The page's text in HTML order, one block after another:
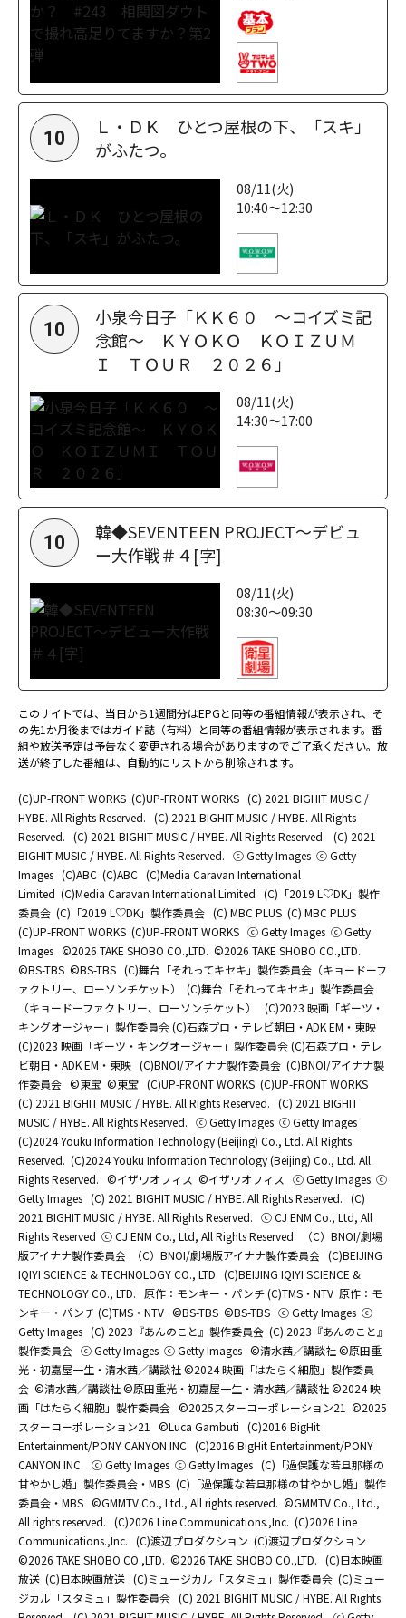
10
Ｌ・ＤＫ ひとつ屋根の下、「スキ」
がふたつ。
08/11(火)
10:40～12:30
10
小泉今日子「ＫＫ６０ ～コイズミ記
念館～ ＫＹＯＫＯ ＫＯＩＺＵＭ
Ｉ ＴＯＵＲ ２０２６」
08/11(火)
14:30～17:00
10
韓◆SEVENTEEN PROJECT～デビュ
ー大作戦＃４[字]
08/11(火)
08:30～09:30
このサイトでは、当日から1週間分はEPGと同等の番組情報が表示され、そ
の先1か月後まではガイド誌（有料）と同等の番組情報が表示されます。番
組や放送予定は予告なく変更される場合がありますのでご了承ください。放
送が終了した番組は、自動的にリストから削除されます。
(C)UP-FRONT WORKS (C)UP-FRONT WORKS (C) 2021 BIGHIT MUSIC /
HYBE. All Rights Reserved. (C) 2021 BIGHIT MUSIC / HYBE. All Rights
Reserved. (C) 2021 BIGHIT MUSIC / HYBE. All Rights Reserved. (C) 2021
BIGHIT MUSIC / HYBE. All Rights Reserved. ⓒ Getty Images ⓒ Getty
Images (C)ABC (C)ABC (C)Media Caravan International
Limited (C)Media Caravan International Limited (C)「2019 L♡DK」製作
委員会 (C)「2019 L♡DK」製作委員会 (C) MBC PLUS (C) MBC PLUS
(C)UP-FRONT WORKS (C)UP-FRONT WORKS ⓒ Getty Images ⓒ Getty
Images ©2026 TAKE SHOBO CO.,LTD. ©2026 TAKE SHOBO CO.,LTD.
©BS-TBS ©BS-TBS (C)舞台「それってキセキ」製作委員会（キョードーフ
ァクトリー、ローソンチケット）
(C)舞台「それってキセキ」製作委員会
（キョードーファクトリー、ローソンチケット）
(C)2023 映画「ギーツ・
キングオージャー」製作委員会 (C)石森プロ・テレビ朝日・ADK EM・東映
(C)2023 映画「ギーツ・キングオージャー」製作委員会 (C)石森プロ・テレ
ビ朝日・ADK EM・東映 (C)BNOI/アイナナ製作委員会 (C)BNOI/アイナナ製
作委員会 ©東宝 ©東宝 (C)UP-FRONT WORKS (C)UP-FRONT WORKS
(C) 2021 BIGHIT MUSIC / HYBE. All Rights Reserved. (C) 2021 BIGHIT
MUSIC / HYBE. All Rights Reserved. ⓒ Getty Images ⓒ Getty Images
(C)2024 Youku Information Technology (Beijing) Co., Ltd. All Rights
Reserved. (C)2024 Youku Information Technology (Beijing) Co., Ltd. All
Rights Reserved. ©イザワオフィス ©イザワオフィス ⓒ Getty Images ⓒ
Getty Images (C) 2021 BIGHIT MUSIC / HYBE. All Rights Reserved. (C)
2021 BIGHIT MUSIC / HYBE. All Rights Reserved. ⓒ CJ ENM Co., Ltd, All
Rights Reserved ⓒ CJ ENM Co., Ltd, All Rights Reserved
（C）BNOI/劇場
版アイナナ製作委員会
（C）BNOI/劇場版アイナナ製作委員会 (C)BEIJING
IQIYI SCIENCE & TECHNOLOGY CO., LTD. (C)BEIJING IQIYI SCIENCE &
TECHNOLOGY CO., LTD.
原作：モンキー・パンチ (C)TMS・NTV 原作：モ
ンキー・パンチ (C)TMS・NTV ©BS-TBS ©BS-TBS ⓒ Getty Images ⓒ
Getty Images (C) 2023『あんのこと』製作委員会 (C) 2023『あんのこと』
製作委員会 ⓒ Getty Images ⓒ Getty Images ©清水茜／講談社 ©原田重
光・初嘉屋一生・清水茜／講談社 ©2024 映画「はたらく細胞」製作委員
会 ©清水茜／講談社 ©原田重光・初嘉屋一生・清水茜／講談社 ©2024 映
画「はたらく細胞」製作委員会 ©2025スターコーポレーション21 ©2025
スターコーポレーション21
©Luca Gambuti (C)2016 BigHit
Entertainment/PONY CANYON INC. (C)2016 BigHit Entertainment/PONY
CANYON INC. ⓒ Getty Images ⓒ Getty Images (C)「過保護な若旦那様の
甘やかし婚」製作委員会・MBS (C)「過保護な若旦那様の甘やかし婚」製作
委員会・MBS ©GMMTV Co., Ltd., All rights reserved. ©GMMTV Co., Ltd.,
All rights reserved. (C)2026 Line Communications.,Inc. (C)2026 Line
Communications.,Inc. (C)渡辺プロダクション (C)渡辺プロダクション
©2026 TAKE SHOBO CO.,LTD. ©2026 TAKE SHOBO CO.,LTD. (C)日本映画
放送 (C)日本映画放送 (C)ミュージカル「スタミュ」製作委員会 (C)ミュー
ジカル「スタミュ」製作委員会 (C) 2021 BIGHIT MUSIC / HYBE. All Rights